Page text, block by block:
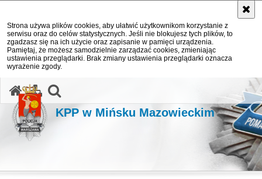
Strona używa plików cookies, aby ułatwić użytkownikom korzystanie z
serwisu oraz do celów statystycznych. Jeśli nie blokujesz tych plików, to
zgadzasz się na ich użycie oraz zapisanie w pamięci urządzenia.
Pamiętaj, że możesz samodzielnie zarządzać cookies, zmieniając
ustawienia przeglądarki. Brak zmiany ustawienia przeglądarki oznacza
wyrażenie zgody.
KPP w Mińsku Mazowieckim